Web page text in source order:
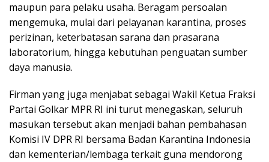
maupun para pelaku usaha. Beragam persoalan
mengemuka, mulai dari pelayanan karantina, proses
perizinan, keterbatasan sarana dan prasarana
laboratorium, hingga kebutuhan penguatan sumber
daya manusia.
Firman yang juga menjabat sebagai Wakil Ketua Fraksi
Partai Golkar MPR RI ini turut menegaskan, seluruh
masukan tersebut akan menjadi bahan pembahasan
Komisi IV DPR RI bersama Badan Karantina Indonesia
dan kementerian/lembaga terkait guna mendorong